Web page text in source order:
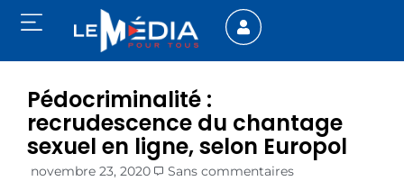
Pédocriminalité :
recrudescence du chantage
sexuel en ligne, selon Europol
novembre 23, 2020 Sans commentaires